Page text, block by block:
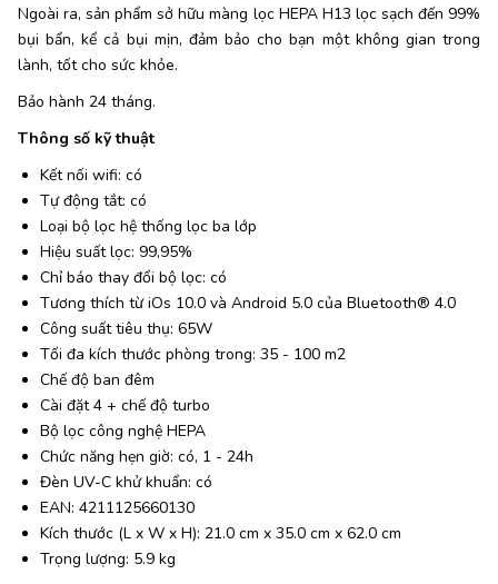
Ngoài ra, sản phẩm sở hữu màng lọc HEPA H13 lọc sạch đến 99%
bụi bẩn, kể cả bụi mịn, đảm bảo cho bạn một không gian trong
lành, tốt cho sức khỏe.
Bảo hành 24 tháng.
Thông số kỹ thuật
Kết nối wifi: có
Tự động tắt: có
Loại bộ lọc hệ thống lọc ba lớp
Hiệu suất lọc: 99,95%
Chỉ báo thay đổi bộ lọc: có
Tương thích từ iOs 10.0 và Android 5.0 của Bluetooth® 4.0
Công suất tiêu thụ: 65W
Tối đa kích thước phòng trong: 35 - 100 m2
Chế độ ban đêm
Cài đặt 4 + chế độ turbo
Bộ lọc công nghệ HEPA
Chức năng hẹn giờ: có, 1 - 24h
Đèn UV-C khử khuẩn: có
EAN: 4211125660130
Kích thước (L x W x H): 21.0 cm x 35.0 cm x 62.0 cm
Trọng lượng: 5.9 kg